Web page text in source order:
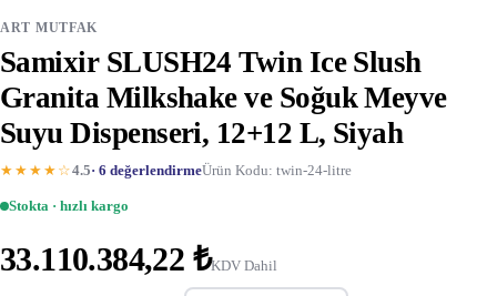
ART MUTFAK
Samixir SLUSH24 Twin Ice Slush
Granita Milkshake ve Soğuk Meyve
Suyu Dispenseri, 12+12 L, Siyah
★★★★☆4.5· 6 değerlendirmeÜrün Kodu: twin-24-litre
Stokta · hızlı kargo
33.110.384,22 ₺KDV Dahil